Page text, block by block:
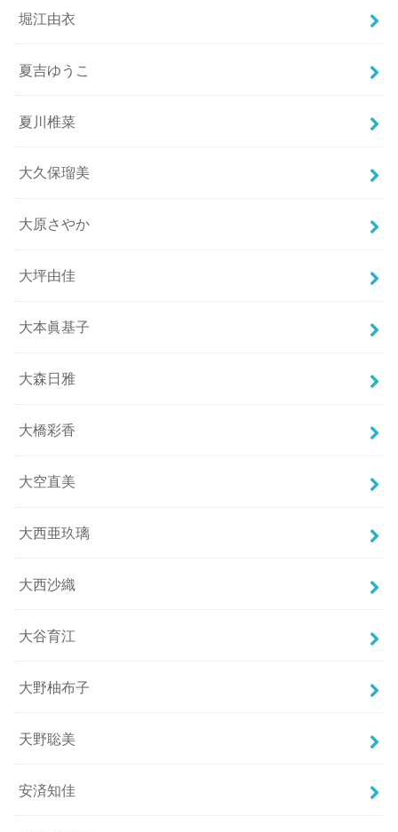
堀江由衣
夏吉ゆうこ
夏川椎菜
大久保瑠美
大原さやか
大坪由佳
大本眞基子
大森日雅
大橋彩香
大空直美
大西亜玖璃
大西沙織
大谷育江
大野柚布子
天野聡美
安済知佳